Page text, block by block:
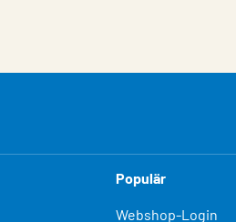
Populär
Webshop-Login